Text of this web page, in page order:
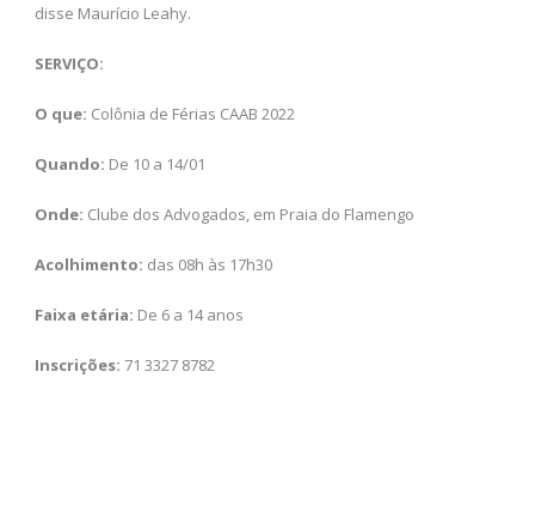
disse Maurício Leahy.
SERVIÇO:
O que: Colônia de Férias CAAB 2022
Quando: De 10 a 14/01
Onde: Clube dos Advogados, em Praia do Flamengo
Acolhimento: das 08h às 17h30
Faixa etária: De 6 a 14 anos
Inscrições: 71 3327 8782